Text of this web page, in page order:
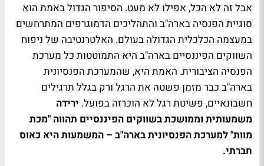
אבל זה לא הכל, אפילו לא מעט. הסיפור הגדול באמת הוא
סוגיית הפנסיה בארה"ב והתהליכים הדמוגרפים המתרחשים
במעצמה הכלכלית הגדולה בעולם. האלטרנטיבה של ניפוח
השווקים הפיננסיים בארה"ב היא התמוטטות כל מערכת
הפנסיה הציבורית. האמת היא, שהמערכת הפנסיונית
בארה"ב כבר מזמן פשטה את הרגל ורק בגלל תרגילים
חשבונאיים, פשיטת רגל לא הוכרזה בפועל. ירידה
משמעותית וממושכת בשווקים הפיננסיים תהווה "מכת
מוות" למערכת הפנסיונית בארה"ב – המשמעות היא כאוס
חברתי.